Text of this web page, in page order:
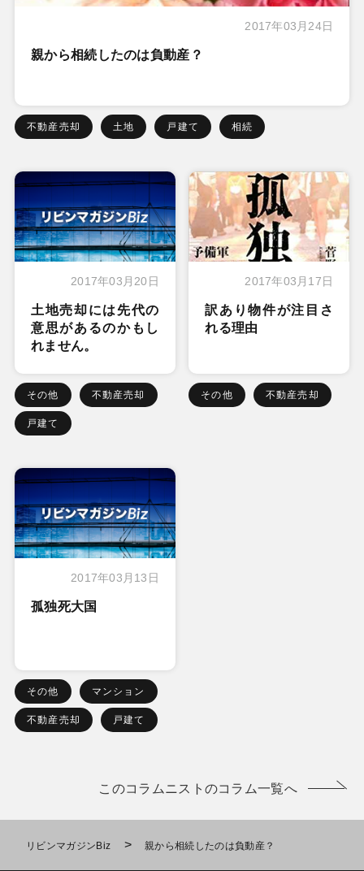
2017年03月24日
親から相続したのは負動産？
不動産売却 土地 戸建て 相続
2017年03月20日
土地売却には先代の
意思があるのかもし
れません。
その他 不動産売却
戸建て
2017年03月17日
訳あり物件が注目さ
れる理由
その他 不動産売却
2017年03月13日
孤独死大国
その他 マンション
不動産売却 戸建て
このコラムニストのコラム一覧へ
リビンマガジンBiz > 親から相続したのは負動産？